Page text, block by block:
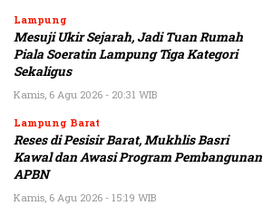
Lampung
Mesuji Ukir Sejarah, Jadi Tuan Rumah
Piala Soeratin Lampung Tiga Kategori
Sekaligus
Kamis, 6 Agu 2026 - 20:31 WIB
Lampung Barat
Reses di Pesisir Barat, Mukhlis Basri
Kawal dan Awasi Program Pembangunan
APBN
Kamis, 6 Agu 2026 - 15:19 WIB